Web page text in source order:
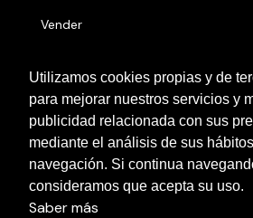
Utilizamos cookies propias y de
para mejorar nuestros servicios y
publicidad relacionada con sus
mediante el análisis de sus
navegación. Si continua
consideramos que acepta su uso.
Saber más
Vender
Otras localidades
Contacto
Blog